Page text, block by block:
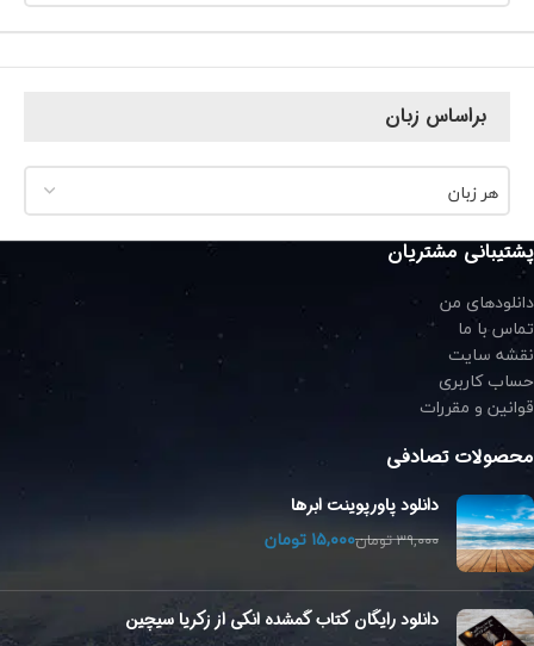
براساس زبان
هر زبان
پشتیبانی مشتریان
دانلودهای من
تماس با ما
نقشه سایت
حساب کاربری
قوانین و مقررات
محصولات تصادفی
دانلود پاورپوینت ابرها
۳۹,۰۰۰تومان۱۵,۰۰۰ تومان
دانلود رایگان کتاب گمشده انکی از زکریا سیچین